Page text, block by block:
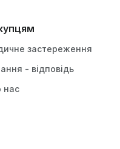
застереження
- відповідь
нас